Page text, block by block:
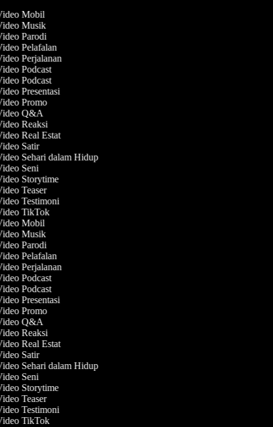
Mobil
Musik
Parodi
Pelafalan
Perjalanan
Podcast
Podcast
Presentasi
Promo
Q&A
Reaksi
Real Estat
Satir
Sehari dalam Hidup
Seni
Storytime
Teaser
Testimoni
TikTok
Mobil
Musik
Parodi
Pelafalan
Perjalanan
Podcast
Podcast
Presentasi
Promo
Q&A
Reaksi
Real Estat
Satir
Sehari dalam Hidup
Seni
Storytime
Teaser
Testimoni
TikTok